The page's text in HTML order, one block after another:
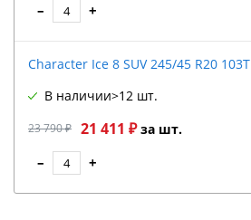
– +
Character Ice 8 SUV 245/45 R20 103T
23 790 ₽ 21 411 ₽за шт.
В наличии>12 шт.
– +